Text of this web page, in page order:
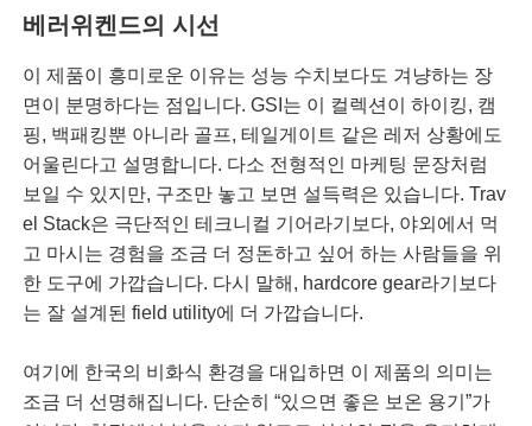
베러위켄드의 시선
이 제품이 흥미로운 이유는 성능 수치보다도 겨냥하는 장
면이 분명하다는 점입니다. GSI는 이 컬렉션이 하이킹, 캠
핑, 백패킹뿐 아니라 골프, 테일게이트 같은 레저 상황에도
어울린다고 설명합니다. 다소 전형적인 마케팅 문장처럼
보일 수 있지만, 구조만 놓고 보면 설득력은 있습니다. Trav
el Stack은 극단적인 테크니컬 기어라기보다, 야외에서 먹
고 마시는 경험을 조금 더 정돈하고 싶어 하는 사람들을 위
한 도구에 가깝습니다. 다시 말해, hardcore gear라기보다
는 잘 설계된 field utility에 더 가깝습니다.
여기에 한국의 비화식 환경을 대입하면 이 제품의 의미는
조금 더 선명해집니다. 단순히 “있으면 좋은 보온 용기”가